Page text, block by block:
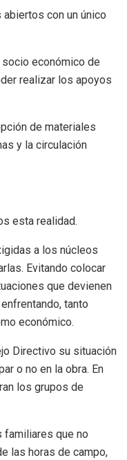
con un único
socio económico de
realizar los apoyos
de materiales
y la circulación
esta realidad.
a los núcleos
Evitando colocar
que devienen
tanto
económico.
Directivo su situación
o no en la obra. En
los grupos de
familiares que no
las horas de campo,